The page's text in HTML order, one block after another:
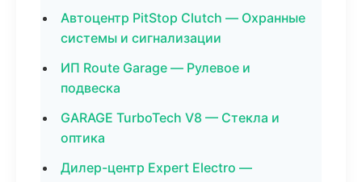
Автоцентр PitStop Clutch — Охранные
системы и сигнализации
ИП Route Garage — Рулевое и
подвеска
GARAGE TurboTech V8 — Стекла и
оптика
Дилер-центр Expert Electro —